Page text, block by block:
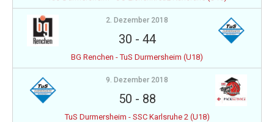
2. Dezember 2018
30 - 44
BG Renchen - TuS Durmersheim (U18)
9. Dezember 2018
50 - 88
TuS Durmersheim - SSC Karlsruhe 2 (U18)